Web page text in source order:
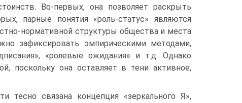
Во-первых, она позволяет раскрыть
парные понятия «роль-статус» являются
нормативной структуры общества и места
зафиксировать эмпирическими методами,
«ролевые ожидания» и т.д. Однако
поскольку она оставляет в тени активное,
тесно связана концепция «зеркального Я»,